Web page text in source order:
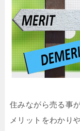
住みながら売る事
メリットをわかり